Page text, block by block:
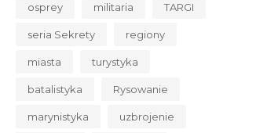
osprey militaria TARGI
seria Sekrety regiony
miasta turystyka
batalistyka Rysowanie
marynistyka uzbrojenie